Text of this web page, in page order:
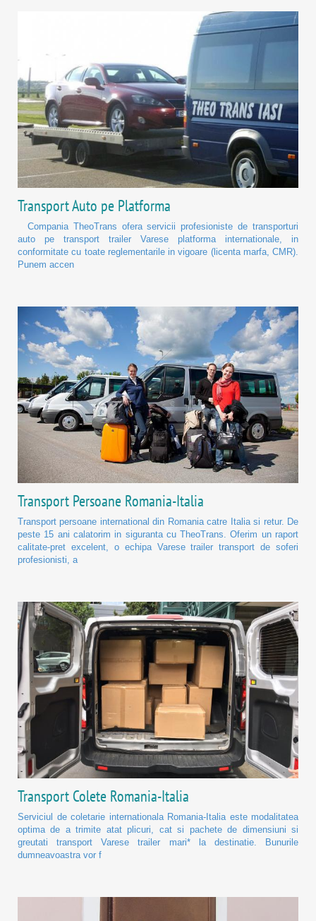
Transport Auto pe Platforma
Compania TheoTrans ofera servicii profesioniste de transporturi
auto pe transport trailer Varese platforma internationale, in
conformitate cu toate reglementarile in vigoare (licenta marfa, CMR).
Punem accen
Transport Persoane Romania-Italia
Transport persoane international din Romania catre Italia si retur. De
peste 15 ani calatorim in siguranta cu TheoTrans. Oferim un raport
calitate-pret excelent, o echipa Varese trailer transport de soferi
profesionisti, a
Transport Colete Romania-Italia
Serviciul de coletarie internationala Romania-Italia este modalitatea
optima de a trimite atat plicuri, cat si pachete de dimensiuni si
greutati transport Varese trailer mari* la destinatie. Bunurile
dumneavoastra vor f